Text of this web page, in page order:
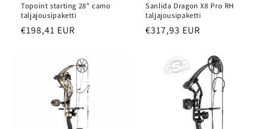
Topoint starting 28" camo
taljajousipaketti
Normaalihinta
€198,41 EUR
Sanlida Dragon X8 Pro RH
taljajousipaketti
Normaalihinta
€317,93 EUR